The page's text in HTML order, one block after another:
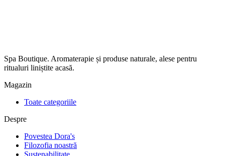
Spa Boutique. Aromaterapie și produse naturale, alese pentru
ritualuri liniștite acasă.
Magazin
Toate categoriile
Despre
Povestea Dora's
Filozofia noastră
Sustenabilitate